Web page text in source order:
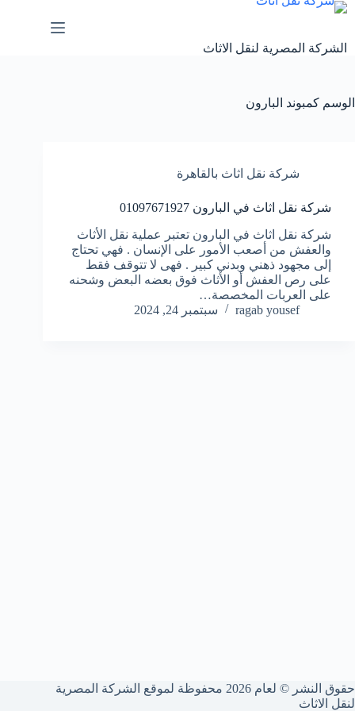
التجاوز
الشركة المصرية لنقل الاثاث
الوسم كمبوند البارون
شركة نقل اثاث بالقاهرة
شركة نقل اثاث في البارون 01097671927
شركة نقل اثاث في البارون تعتبر عملية نقل الأثاث
والعفش من أصعب الأمور على الإنسان . فهي تحتاج
إلى مجهود ذهني وبدني كبير . فهى لا تتوقف فقط
على رص العفش أو الأثاث فوق بعضه البعض وشحنه
على العربات المخصصة…
ragab yousef
سبتمبر 24, 2024
حقوق النشر © لعام 2026 محفوظة لموقع الشركة المصرية
لنقل الاثاث